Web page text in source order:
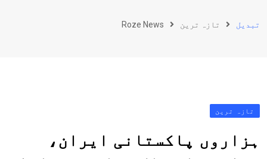
کھیل
تبدیل تازہ ترین Roze News
تازہ ترین
ہزاروں پاکستانی ایران،